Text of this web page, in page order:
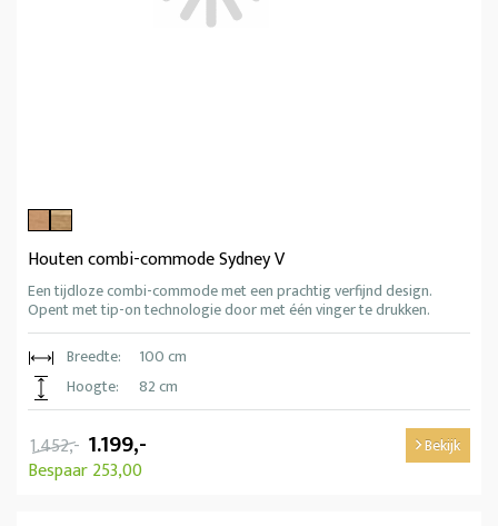
Houten combi-commode Sydney V
Een tijdloze combi-commode met een prachtig verfijnd design.
Opent met tip-on technologie door met één vinger te drukken.
Breedte:
100 cm
Hoogte:
82 cm
1.452,- 1.199,-
Bespaar 253,00
Bekijk